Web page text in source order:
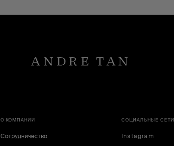
О КОМПАНИИ
Сотрудничество
СОЦИАЛЬНЫЕ СЕТИ
Instagram